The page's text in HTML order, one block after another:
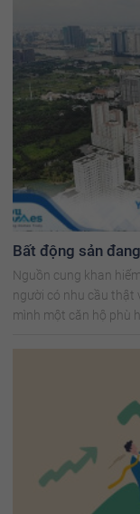
Bất động sản
Nguồn cung khan
người có nhu cầu thật
mình một căn hộ phù